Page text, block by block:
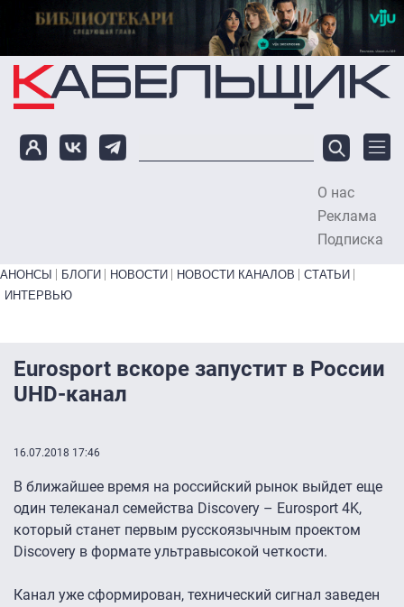
Перейти к основному содержанию
О нас
Реклама
Подписка
Primary links bottom
АНОНСЫ БЛОГИ НОВОСТИ НОВОСТИ КАНАЛОВ
СТАТЬИ
ИНТЕРВЬЮ
Eurosport вскоре запустит в России
UHD-канал
16.07.2018 17:46
В ближайшее время на российский рынок выйдет еще
один телеканал семейства Discovery – Eurosport 4K,
который станет первым русскоязычным проектом
Discovery в формате ультравысокой четкости.
Канал уже сформирован, технический сигнал заведен